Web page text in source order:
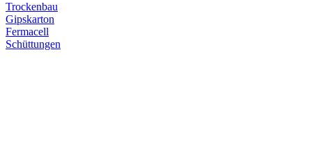
Trockenbau
Gipskarton
Fermacell
Schüttungen